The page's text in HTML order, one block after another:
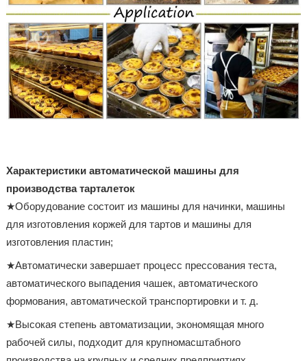
Характеристики автоматической машины для
производства тарталеток
★Оборудование состоит из машины для начинки, машины
для изготовления коржей для тартов и машины для
изготовления пластин;
★Автоматически завершает процесс прессования теста,
автоматического выпадения чашек, автоматического
формования, автоматической транспортировки и т. д.
★Высокая степень автоматизации, экономящая много
рабочей силы, подходит для крупномасштабного